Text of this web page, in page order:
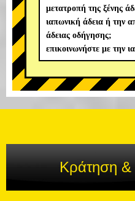
μετατροπή της ξένης
ιαπωνική άδεια ή την
άδειας οδήγησης;
επικοινωνήστε με την
Κράτηση &